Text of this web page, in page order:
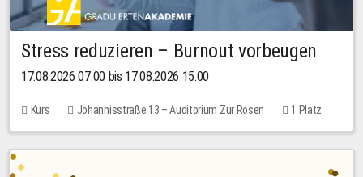
Stress reduzieren – Burnout vorbeugen
17.08.2026 07:00 bis 17.08.2026 15:00
Kurs Johannisstraße 13 – Auditorium Zur Rosen
1 Platz
10,00 EUR